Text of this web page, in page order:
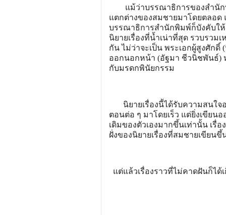
แม้ว่าบรรณาธิการของสำนักพิ
แตกต่างของสมชายมาโดยตลอด
บรรณาธิการสำนักพิมพ์ก็บังคับให้
นิยายเรื่องที่น้ำเน่าที่สุด รวบรวม
กัน ไม่ว่าจะเป็น พระเอกผู้สูงศัก
ออกนอกหน้า (อัฐมา ชีวนิชพันธ์)
กับมรดกพินัยกรรม
นิยายเรื่องนี้ได้รับความสนใจ
ตอนต่อ ๆ มาโดยเร็ว แต่ยิ่งเขียน
เดิมของตัวเองมากขึ้นเท่านั้น เรื่
ฝั่งของนิยายเรื่องที่สมชายเขียน
แต่แล้วเรื่องราวที่ไม่คาดฝันก็ได้